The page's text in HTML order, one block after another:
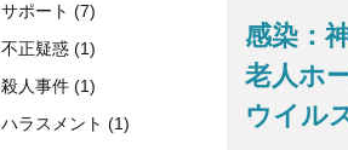
感染：
老人ホ
ウイル
サポート (7)
不正疑惑 (1)
殺人事件 (1)
ハラスメント (1)